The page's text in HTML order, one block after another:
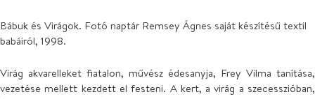
Bábuk és Virágok. Fotó naptár Remsey Ágnes saját készítésű textil
babáiról, 1998.
Virág akvarelleket fiatalon, művész édesanyja, Frey Vilma tanítása,
vezetése mellett kezdett el festeni. A kert, a virág a szecesszióban,